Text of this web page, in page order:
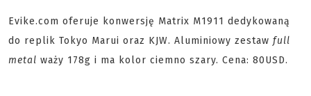
Evike.com oferuje konwersję Matrix M1911 dedykowaną
do replik Tokyo Marui oraz KJW. Aluminiowy zestaw full
metal waży 178g i ma kolor ciemno szary. Cena: 80USD.